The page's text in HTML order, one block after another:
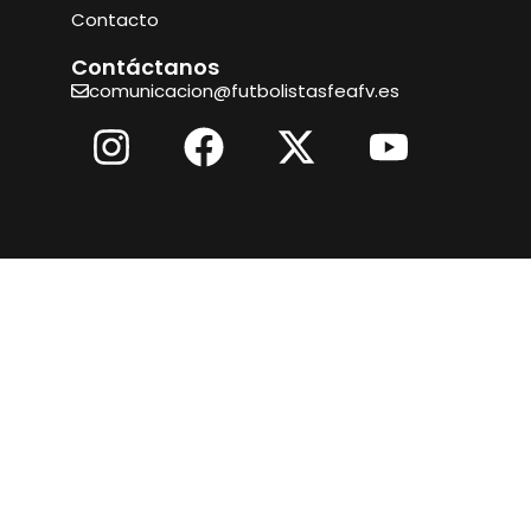
Contacto
Contáctanos
comunicacion@futbolistasfeafv.es